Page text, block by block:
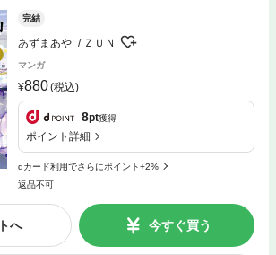
完結
あずまあや ＺＵＮ
マンガ
880(税込)
8pt獲得
ポイント詳細
dカード利用でさらにポイント+2%
返品不可
へ 今すぐ買う